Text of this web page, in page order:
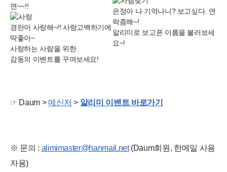
면~~!!
경란아 사랑해~!! 사랑고백하기에
딱좋아~
사랑하는 사람을 위한
감동의 이벤트를 꾸며보세요!
은정아 나 기억나니? 보고싶다. 연
락좀해~!
알리미로 보고픈 이름을 불러보세
요~!
☞ Daum > 메신저 > 알리미 이벤트 바로가기
※ 문의 : alimimaster@hanmail.net(Daum회원, 한메일 사용
자용)